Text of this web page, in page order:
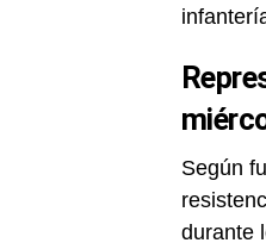
Según
durante